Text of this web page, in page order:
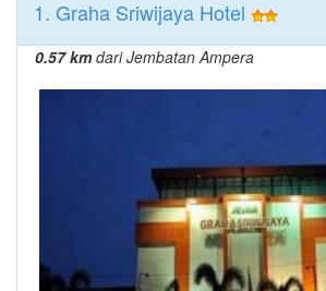
1. Graha Sriwijaya Hotel
0.57 kmdari Jembatan Ampera